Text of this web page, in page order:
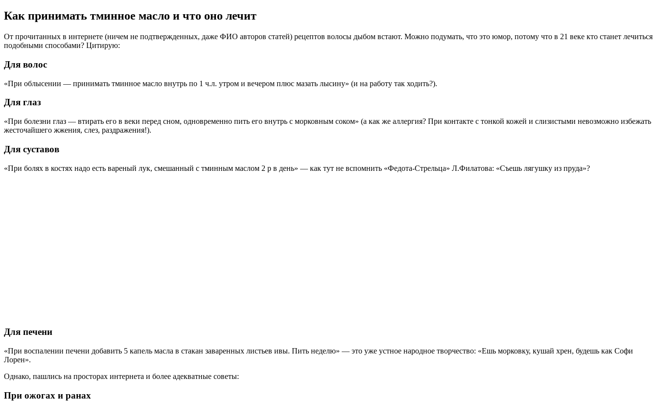
Как принимать тминное масло и что оно лечит
От прочитанных в интернете (ничем не подтвержденных, даже ФИО авторов статей) рецептов волосы дыбом встают. Можно подумать, что это юмор, потому что в 21 веке кто станет лечиться
подобными способами? Цитирую:
Для волос
«При облысении — принимать тминное масло внутрь по 1 ч.л. утром и вечером плюс мазать лысину» (и на работу так ходить?).
Для глаз
«При болезни глаз — втирать его в веки перед сном, одновременно пить его внутрь с морковным соком» (а как же аллергия? При контакте с тонкой кожей и слизистыми невозможно избежать
жесточайшего жжения, слез, раздражения!).
Для суставов
«При болях в костях надо есть вареный лук, смешанный с тминным маслом 2 р в день» — как тут не вспомнить «Федота-Стрельца» Л.Филатова: «Съешь лягушку из пруда»?
Для печени
«При воспалении печени добавить 5 капель масла в стакан заваренных листьев ивы. Пить неделю» — это уже устное народное творчество: «Ешь морковку, кушай хрен, будешь как Софи
Лорен».
Однако, пашлись на просторах интернета и более адекватные советы:
При ожогах и ранах